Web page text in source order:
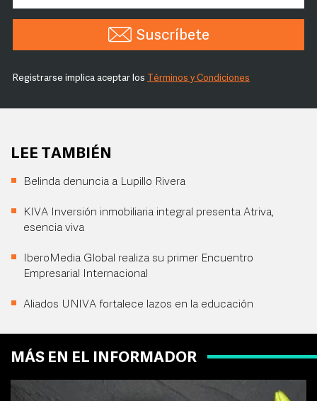
Suscríbete
Registrarse implica aceptar los Términos y Condiciones
LEE TAMBIÉN
Belinda denuncia a Lupillo Rivera
KIVA Inversión inmobiliaria integral presenta Atriva,
esencia viva
IberoMedia Global realiza su primer Encuentro
Empresarial Internacional
Aliados UNIVA fortalece lazos en la educación
MÁS EN EL INFORMADOR